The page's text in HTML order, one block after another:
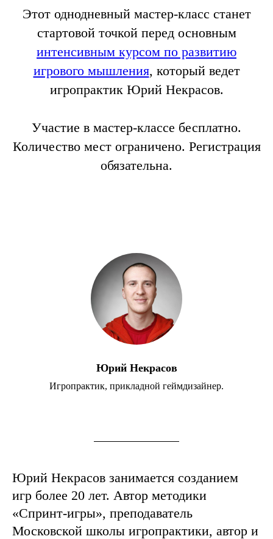
Этот однодневный мастер-класс станет
стартовой точкой перед основным
интенсивным курсом по развитию
игрового мышления, который ведет
игропрактик Юрий Некрасов.
Участие в мастер-классе бесплатно.
Количество мест ограничено. Регистрация
обязательна.
Юрий Некрасов
Игропрактик, прикладной геймдизайнер.
Юрий Некрасов занимается созданием
игр более 20 лет. Автор методики
«Спринт-игры», преподаватель
Московской школы игропрактики, автор и